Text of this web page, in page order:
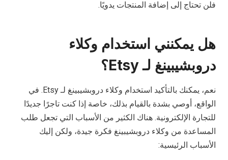
فلن تحتاج إلى إضافة المنتجات يدويًا.
هل يمكنني استخدام وكلاء
دروبشيبينغ لـ Etsy؟
نعم، يمكنك بالتأكيد استخدام وكلاء دروبشيبينغ لـ Etsy. في
الواقع، أوصي بشدة بالقيام بذلك، خاصة إذا كنت تاجرًا جديدًا
للتجارة الإلكترونية. هناك الكثير من الأسباب التي تجعل طلب
المساعدة من وكلاء دروبشيبينغ فكرة جيدة، ولكن إليك
الأسباب الرئيسية: